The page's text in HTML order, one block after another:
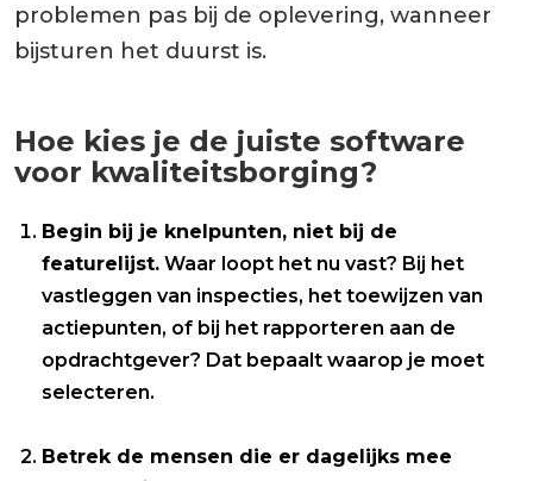
problemen pas bij de oplevering, wanneer
bijsturen het duurst is.
Hoe kies je de juiste software
voor kwaliteitsborging?
Begin bij je knelpunten, niet bij de
featurelijst. Waar loopt het nu vast? Bij het
vastleggen van inspecties, het toewijzen van
actiepunten, of bij het rapporteren aan de
opdrachtgever? Dat bepaalt waarop je moet
selecteren.
Betrek de mensen die er dagelijks mee